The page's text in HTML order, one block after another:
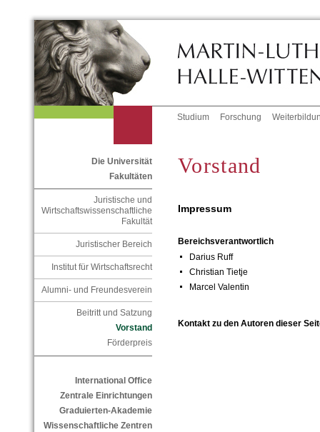
Studium Forschung
Die Universität
Fakultäten
Juristische und
Wirtschaftswissenschaftliche
Fakultät
Juristischer Bereich
Institut für Wirtschaftsrecht
Alumni- und Freundesverein
Beitritt und Satzung
Vorstand
Förderpreis
International Office
Zentrale Einrichtungen
Graduierten-Akademie
Wissenschaftliche Zentren
Vorstand
Impressum
Bereichsverantwortlich
Darius Ruff
Christian Tietje
Marcel Valentin
Kontakt zu den Autoren dieser